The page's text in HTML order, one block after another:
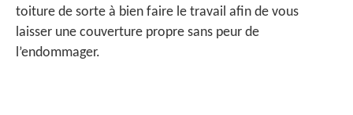
toiture de sorte à bien faire le travail afin de vous
laisser une couverture propre sans peur de
l’endommager.